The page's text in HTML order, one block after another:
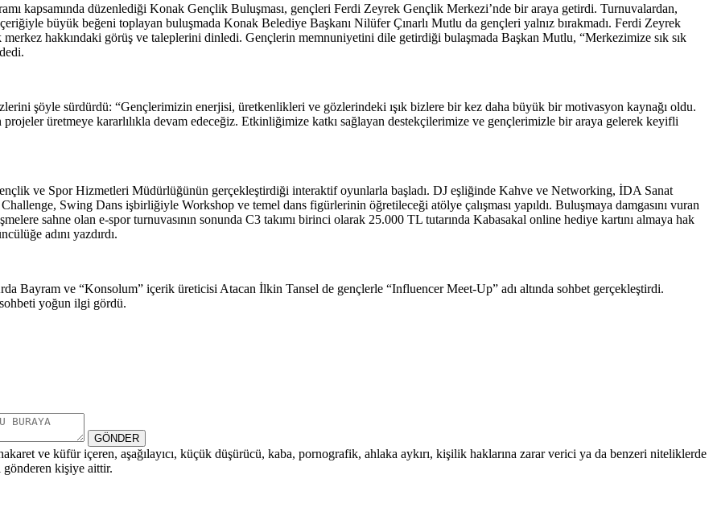
kapsamında düzenlediği Konak Gençlik Buluşması, gençleri Ferdi Zeyrek Gençlik Merkezi’nde bir araya getirdi. Turnuvalardan,
büyük beğeni toplayan buluşmada Konak Belediye Başkanı Nilüfer Çınarlı Mutlu da gençleri yalnız bırakmadı. Ferdi Zeyrek
hakkındaki görüş ve taleplerini dinledi. Gençlerin memnuniyetini dile getirdiği bulaşmada Başkan Mutlu, “Merkezimize sık sık
şöyle sürdürdü: “Gençlerimizin enerjisi, üretkenlikleri ve gözlerindeki ışık bizlere bir kez daha büyük bir motivasyon kaynağı oldu.
üretmeye kararlılıkla devam edeceğiz. Etkinliğimize katkı sağlayan destekçilerimize ve gençlerimizle bir araya gelerek keyifli
ve Spor Hizmetleri Müdürlüğünün gerçekleştirdiği interaktif oyunlarla başladı. DJ eşliğinde Kahve ve Networking, İDA Sanat
Swing Dans işbirliğiyle Workshop ve temel dans figürlerinin öğretileceği atölye çalışması yapıldı. Buluşmaya damgasını vuran
sahne olan e-spor turnuvasının sonunda C3 takımı birinci olarak 25.000 TL tutarında Kabasakal online hediye kartını almaya hak
adını yazdırdı.
Bayram ve “Konsolum” içerik üreticisi Atacan İlkin Tansel de gençlerle “Influencer Meet-Up” adı altında sohbet gerçekleştirdi.
yoğun ilgi gördü.
GÖNDER
ve küfür içeren, aşağılayıcı, küçük düşürücü, kaba, pornografik, ahlaka aykırı, kişilik haklarına zarar verici ya da benzeri niteliklerde
kişiye aittir.